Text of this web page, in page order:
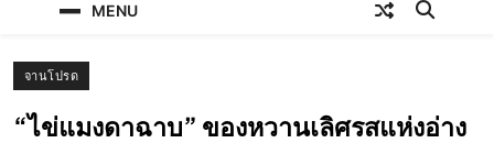
MENU
จานโปรด
“ไข่แมงดาฉาบ” ของหวานเลิศรสแห่งอ่าง